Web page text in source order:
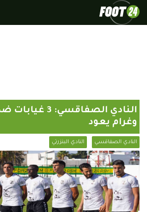
ألبومات الصور
أخبار متفرقة
البرامج
البث المباشر
Chrono24
النادي الصفاقسي: 3
وغرام يعود
النادي الصفاقسي النادي البنزرتي